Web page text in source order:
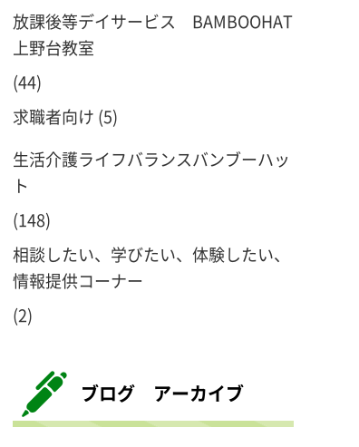
放課後等デイサービス BAMBOOHAT
上野台教室
(44)
求職者向け (5)
生活介護ライフバランスバンブーハッ
ト
(148)
相談したい、学びたい、体験したい、
情報提供コーナー
(2)
ブログ アーカイブ